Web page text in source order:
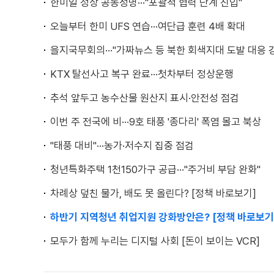
한미일 정상 공동성명···"포괄적 협력 단계 진입"
오늘부터 한미 UFS 연습···여단급 훈련 4배 확대
을지국무회의···"가짜뉴스 등 북한 회색지대 도발 대응
KTX 탈선사고 복구 완료···첫차부터 정상운행
추석 앞두고 농수산물 원산지 표시·안전성 점검
이번 주 전국에 비···9호 태풍 '종다리' 폭염 몰고 북상
"태풍 대비"···농가·저수지 집중 점검
청년특화주택 1천150가구 공급···"주거비 부담 완화"
차례상 덮친 물가, 배도 못 올린다? [정책 바로보기]
하반기 지역청년 취업지원 강화방안은? [정책 바로보
모두가 함께 누리는 디지털 사회 [돈이 보이는 VCR]